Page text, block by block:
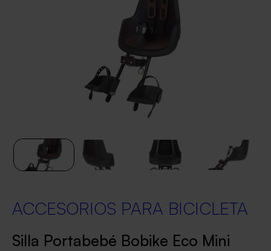
ACCESORIOS PARA BICICLETA
Silla Portabebé Bobike Eco Mini